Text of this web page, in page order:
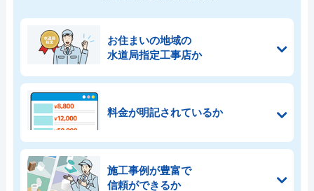
お住まいの地域の
水道局指定工事店か
料金が明記されているか
施工事例が豊富で
信頼ができるか